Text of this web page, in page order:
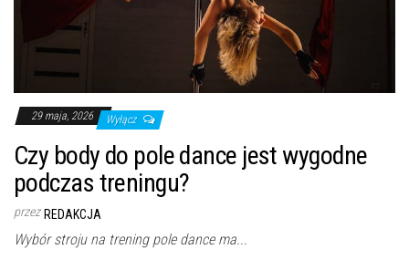
29 maja, 2026 Wyłącz
Czy body do pole dance jest wygodne
podczas treningu?
przez REDAKCJA
Wybór stroju na trening pole dance ma...